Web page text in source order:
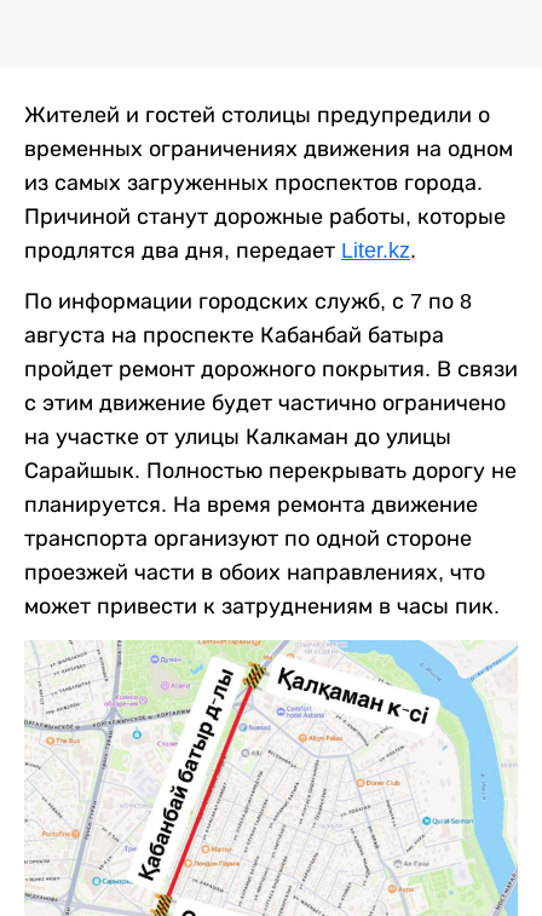
Жителей и гостей столицы предупредили о
временных ограничениях движения на одном
из самых загруженных проспектов города.
Причиной станут дорожные работы, которые
продлятся два дня, передает Liter.kz.
По информации городских служб, с 7 по 8
августа на проспекте Кабанбай батыра
пройдет ремонт дорожного покрытия. В связи
с этим движение будет частично ограничено
на участке от улицы Калкаман до улицы
Сарайшык. Полностью перекрывать дорогу не
планируется. На время ремонта движение
транспорта организуют по одной стороне
проезжей части в обоих направлениях, что
может привести к затруднениям в часы пик.